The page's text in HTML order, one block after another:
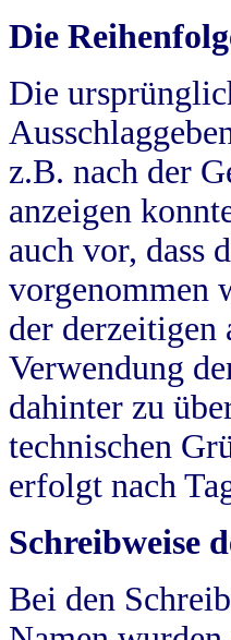
Die
Die
z.B. nach der
anzeigen
auch vor, dass
vorgenommen
der derzeitigen
Verwendung
dahinter zu
technischen
erfolgt nach
Schreibweise
Bei den